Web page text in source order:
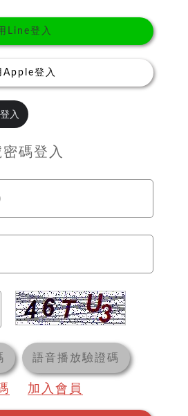
Line登入
Apple登入
碼登入
語音播放驗證碼
加入會員